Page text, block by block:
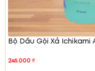
4. HƯỚNG DẪN
Làm ướt tóc
Lấy một lượng
nước để tạo bọt
Bộ Dầu Gội Xả Ichikami
245.000₫